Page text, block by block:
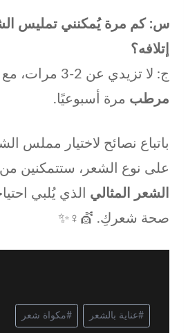
س: كم مرة يُمكنني تمليس
إتلافه؟
ج: لا تزيدي عن 2-3 مرات، مع تطبيق
مرطب مرة أسبوعيًا.
باتباع نصائح لاختيار مملس
على نوع الشعر، ستتمكنين من
الشعر المثالي الذي يُلبي
صحة شعركِ. 💇♀️✨
#عناية بالشعر #مكواة شعر